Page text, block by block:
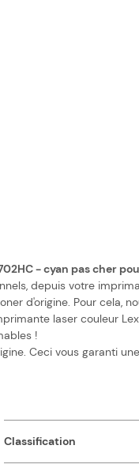
- cyan pas cher
depuis votre
d'origine. Pour cela,
laser couleur
!
Ceci vous garanti
Classification